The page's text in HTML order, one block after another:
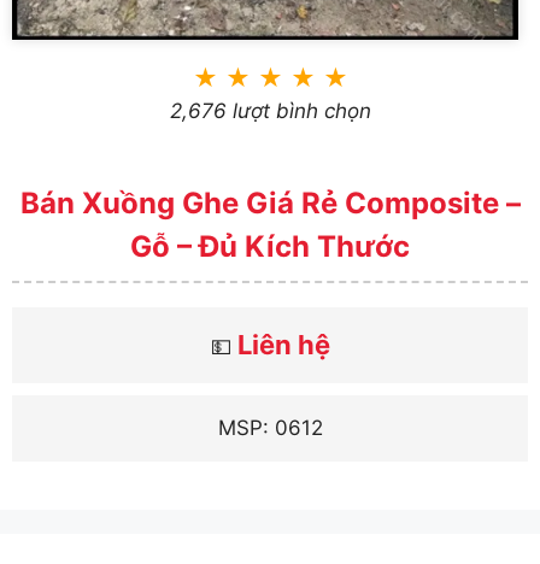
★ ★ ★ ★ ★
2,676 lượt bình chọn
Bán Xuồng Ghe Giá Rẻ Composite –
Gỗ – Đủ Kích Thước
💵 Liên hệ
MSP: 0612